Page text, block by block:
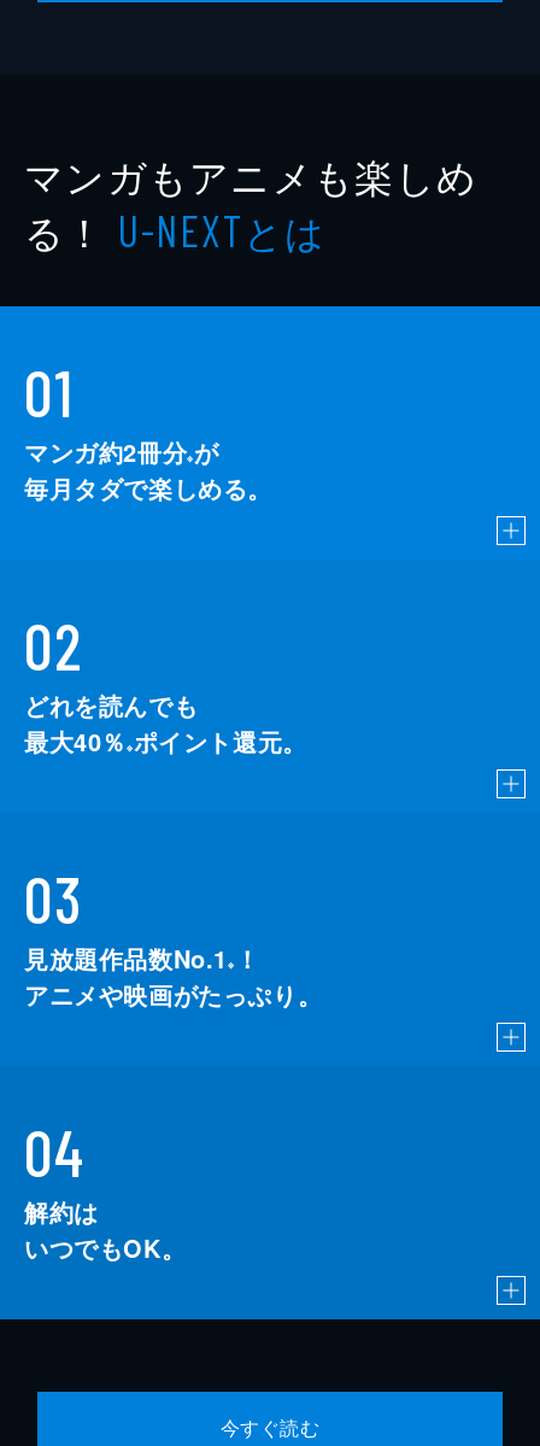
マンガもアニメも楽しめ
る！ U-NEXTとは
01
マンガ約2冊分※が
毎月タダで楽しめる。
02
どれを読んでも
最大40％ ※ポイント還元。
03
見放題作品数No.1 ※
！
アニメや映画がたっぷり。
04
解約は
いつでもOK。
今すぐ読む